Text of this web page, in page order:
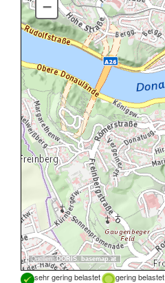
Quellen:DORIS, basemap.at
–
sehr gering belastet gering belastet